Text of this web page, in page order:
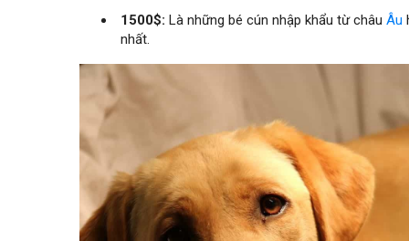
1500$: Là những bé cún nhập khẩu từ châu Âu
nhất.